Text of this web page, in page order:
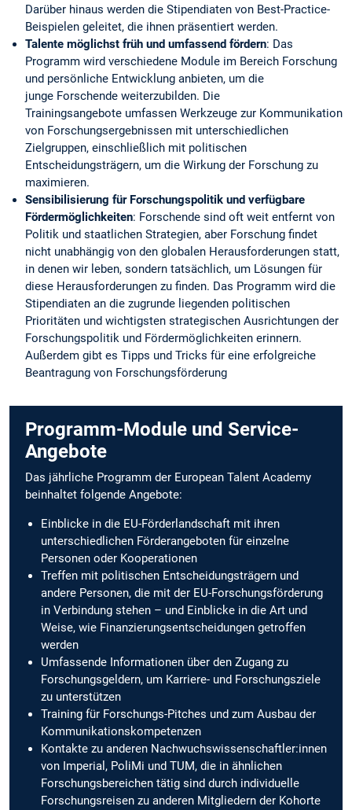
Darüber hinaus werden die Stipendiaten von Best-Practice-
Beispielen geleitet, die ihnen präsentiert werden.
Talente möglichst früh und umfassend fördern: Das
Programm wird verschiedene Module im Bereich Forschung
und persönliche Entwicklung anbieten, um die
junge Forschende weiterzubilden. Die
Trainingsangebote umfassen Werkzeuge zur Kommunikation
von Forschungsergebnissen mit unterschiedlichen
Zielgruppen, einschließlich mit politischen
Entscheidungsträgern, um die Wirkung der Forschung zu
maximieren.
Sensibilisierung für Forschungspolitik und verfügbare
Fördermöglichkeiten: Forschende sind oft weit entfernt von
Politik und staatlichen Strategien, aber Forschung findet
nicht unabhängig von den globalen Herausforderungen statt,
in denen wir leben, sondern tatsächlich, um Lösungen für
diese Herausforderungen zu finden. Das Programm wird die
Stipendiaten an die zugrunde liegenden politischen
Prioritäten und wichtigsten strategischen Ausrichtungen der
Forschungspolitik und Fördermöglichkeiten erinnern.
Außerdem gibt es Tipps und Tricks für eine erfolgreiche
Beantragung von Forschungsförderung
Programm-Module und Service-
Angebote
Das jährliche Programm der European Talent Academy
beinhaltet folgende Angebote:
Einblicke in die EU-Förderlandschaft mit ihren
unterschiedlichen Förderangeboten für einzelne
Personen oder Kooperationen
Treffen mit politischen Entscheidungsträgern und
andere Personen, die mit der EU-Forschungsförderung
in Verbindung stehen – und Einblicke in die Art und
Weise, wie Finanzierungsentscheidungen getroffen
werden
Umfassende Informationen über den Zugang zu
Forschungsgeldern, um Karriere- und Forschungsziele
zu unterstützen
Training für Forschungs-Pitches und zum Ausbau der
Kommunikationskompetenzen
Kontakte zu anderen Nachwuchswissenschaftler:innen
von Imperial, PoliMi und TUM, die in ähnlichen
Forschungsbereichen tätig sind durch individuelle
Forschungsreisen zu anderen Mitgliedern der Kohorte